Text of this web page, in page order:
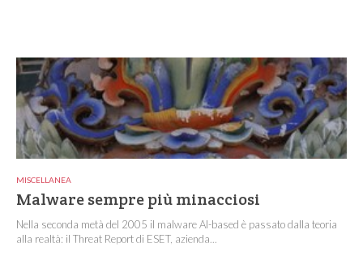
MISCELLANEA
Malware sempre più minacciosi
Nella seconda metà del 2005 il malware AI-based è passato dalla teoria
alla realtà: il Threat Report di ESET, azienda...